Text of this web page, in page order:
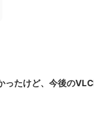
たけど、今後の